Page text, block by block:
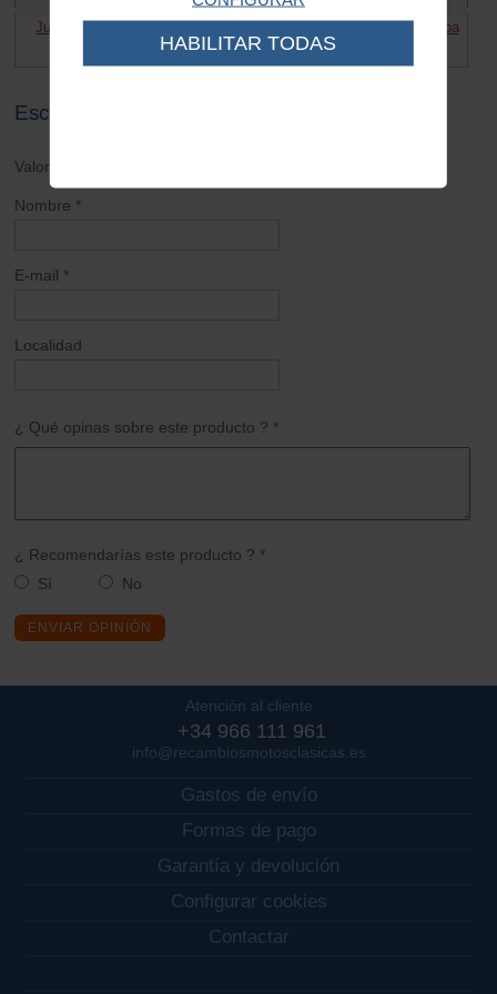
Juego muelles bocolo Vespa Arandela exterior bocolo Vespa
4.50 €
Escribe tu opinión sobre este artículo
Valoración general *
Nombre *
E-mail *
Localidad
¿ Qué opinas sobre este producto ? *
¿ Recomendarías este producto ? *
Sí
No
ENVIAR OPINIÓN
Atención al cliente
+34 966 111 961
info@recambiosmotosclasicas.es
Gastos de envío
Formas de pago
Garantía y devolución
Configurar cookies
Contactar
HABILITAR TODAS